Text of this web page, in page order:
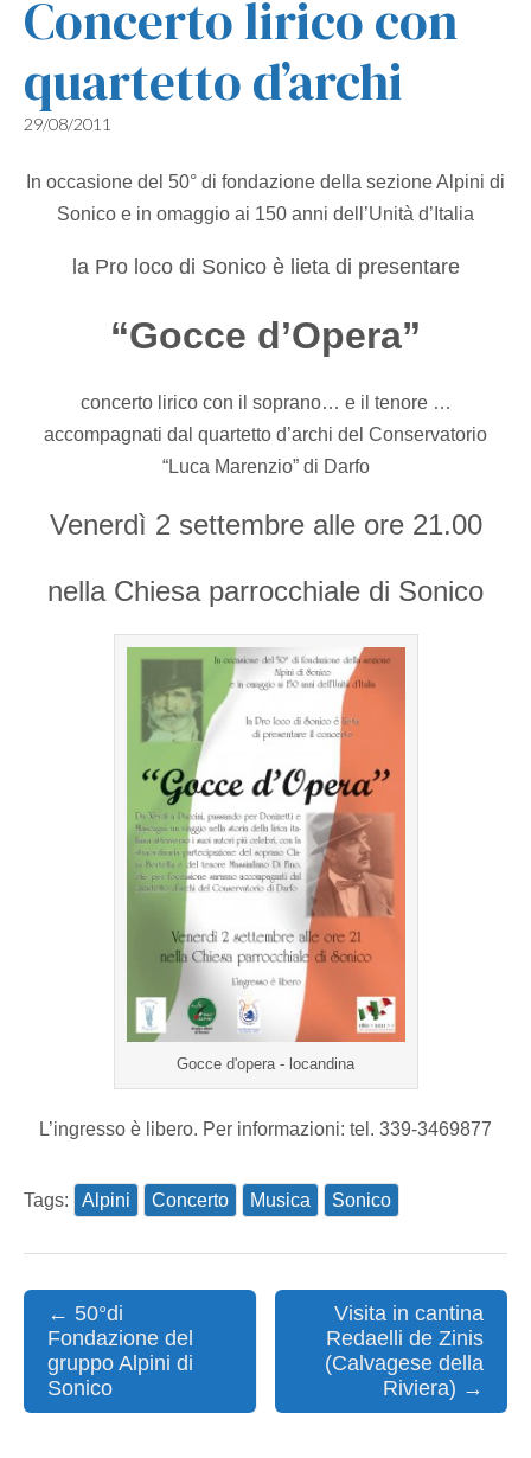
Concerto lirico con
quartetto d’archi
29/08/2011
In occasione del 50° di fondazione della sezione Alpini di
Sonico e in omaggio ai 150 anni dell’Unità d’Italia
la Pro loco di Sonico è lieta di presentare
“Gocce d’Opera”
concerto lirico con il soprano… e il tenore …
accompagnati dal quartetto d’archi del Conservatorio
“Luca Marenzio” di Darfo
Venerdì 2 settembre alle ore 21.00
nella Chiesa parrocchiale di Sonico
Gocce d'opera - locandina
L’ingresso è libero. Per informazioni: tel. 339-3469877
Tags: Alpini Concerto Musica Sonico
navigation
← 50°di
Fondazione del
gruppo Alpini di
Sonico
Visita in cantina
Redaelli de Zinis
(Calvagese della
Riviera) →